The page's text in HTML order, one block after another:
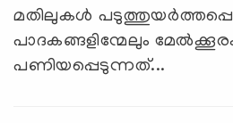
മതിലുകള്‍
പാദകങ്ങളിന്മേലും
പണിയപ്പെടുന്നത്...